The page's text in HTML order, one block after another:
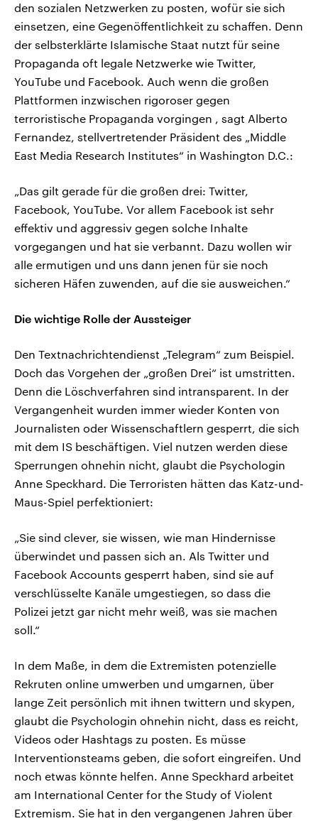
den sozialen Netzwerken zu posten, wofür sie sich
einsetzen, eine Gegenöffentlichkeit zu schaffen. Denn
der selbsterklärte Islamische Staat nutzt für seine
Propaganda oft legale Netzwerke wie Twitter,
YouTube und Facebook. Auch wenn die großen
Plattformen inzwischen rigoroser gegen
terroristische Propaganda vorgingen , sagt Alberto
Fernandez, stellvertretender Präsident des „Middle
East Media Research Institutes“ in Washington D.C.:
„Das gilt gerade für die großen drei: Twitter,
Facebook, YouTube. Vor allem Facebook ist sehr
effektiv und aggressiv gegen solche Inhalte
vorgegangen und hat sie verbannt. Dazu wollen wir
alle ermutigen und uns dann jenen für sie noch
sicheren Häfen zuwenden, auf die sie ausweichen.“
Die wichtige Rolle der Aussteiger
Den Textnachrichtendienst „Telegram“ zum Beispiel.
Doch das Vorgehen der „großen Drei“ ist umstritten.
Denn die Löschverfahren sind intransparent. In der
Vergangenheit wurden immer wieder Konten von
Journalisten oder Wissenschaftlern gesperrt, die sich
mit dem IS beschäftigen. Viel nutzen werden diese
Sperrungen ohnehin nicht, glaubt die Psychologin
Anne Speckhard. Die Terroristen hätten das Katz-und-
Maus-Spiel perfektioniert:
„Sie sind clever, sie wissen, wie man Hindernisse
überwindet und passen sich an. Als Twitter und
Facebook Accounts gesperrt haben, sind sie auf
verschlüsselte Kanäle umgestiegen, so dass die
Polizei jetzt gar nicht mehr weiß, was sie machen
soll.“
In dem Maße, in dem die Extremisten potenzielle
Rekruten online umwerben und umgarnen, über
lange Zeit persönlich mit ihnen twittern und skypen,
glaubt die Psychologin ohnehin nicht, dass es reicht,
Videos oder Hashtags zu posten. Es müsse
Interventionsteams geben, die sofort eingreifen. Und
noch etwas könnte helfen. Anne Speckhard arbeitet
am International Center for the Study of Violent
Extremism. Sie hat in den vergangenen Jahren über